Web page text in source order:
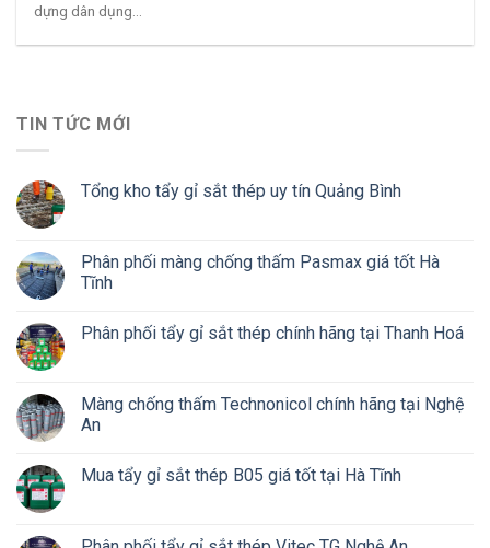
dựng dân dụng...
TIN TỨC MỚI
Tổng kho tẩy gỉ sắt thép uy tín Quảng Bình
Phân phối màng chống thấm Pasmax giá tốt Hà
Tĩnh
Phân phối tẩy gỉ sắt thép chính hãng tại Thanh Hoá
Màng chống thấm Technonicol chính hãng tại Nghệ
An
Mua tẩy gỉ sắt thép B05 giá tốt tại Hà Tĩnh